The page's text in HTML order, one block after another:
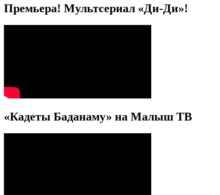
Премьера! Мультсериал «Ди-Ди»!
«Кадеты Баданаму» на Малыш ТВ